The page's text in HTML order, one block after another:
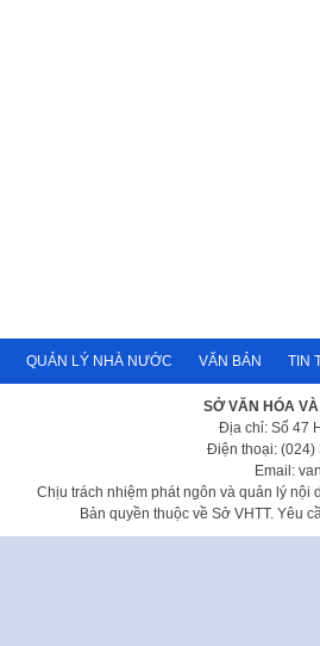
QUẢN LÝ NHÀ NƯỚC VĂN BẢN TIN
SỞ VĂN HÓA
Địa chỉ: Số 47
Điện thoại: (024)
Email:
Chịu trách nhiệm phát ngôn và quản lý nội
Bản quyền thuộc về Sở VHTT. Yêu